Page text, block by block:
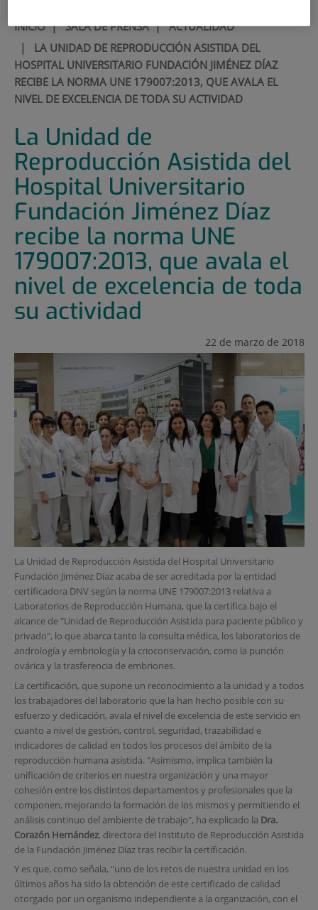
INICIO|SALA DE PRENSA|ACTUALIDAD
| LA UNIDAD DE REPRODUCCIÓN ASISTIDA DEL
HOSPITAL UNIVERSITARIO FUNDACIÓN JIMÉNEZ DÍAZ
RECIBE LA NORMA UNE 179007:2013, QUE AVALA EL
NIVEL DE EXCELENCIA DE TODA SU ACTIVIDAD
La Unidad de
Reproducción Asistida del
Hospital Universitario
Fundación Jiménez Díaz
recibe la norma UNE
179007:2013, que avala el
nivel de excelencia de toda
su actividad
22 de marzo de 2018
La Unidad de Reproducción Asistida del Hospital Universitario
Fundación Jiménez Díaz acaba de ser acreditada por la entidad
certificadora DNV según la norma UNE 179007:2013 relativa a
Laboratorios de Reproducción Humana, que la certifica bajo el
alcance de "Unidad de Reproducción Asistida para paciente público y
privado", lo que abarca tanto la consulta médica, los laboratorios de
andrología y embriología y la crioconservación, como la punción
ovárica y la trasferencia de embriones.
La certificación, que supone un reconocimiento a la unidad y a todos
los trabajadores del laboratorio que la han hecho posible con su
esfuerzo y dedicación, avala el nivel de excelencia de este servicio en
cuanto a nivel de gestión, control, seguridad, trazabilidad e
indicadores de calidad en todos los procesos del ámbito de la
reproducción humana asistida. "Asimismo, implica también la
unificación de criterios en nuestra organización y una mayor
cohesión entre los distintos departamentos y profesionales que la
componen, mejorando la formación de los mismos y permitiendo el
análisis continuo del ambiente de trabajo", ha explicado la Dra.
Corazón Hernández, directora del Instituto de Reproducción Asistida
de la Fundación Jiménez Díaz tras recibir la certificación.
Y es que, como señala, "uno de los retos de nuestra unidad en los
últimos años ha sido la obtención de este certificado de calidad
otorgado por un organismo independiente a la organización, con el